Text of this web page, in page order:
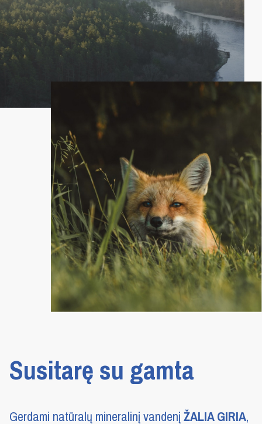
Susitarę su gamta
Gerdami natūralų mineralinį vandenįŽALIA GIRIA,